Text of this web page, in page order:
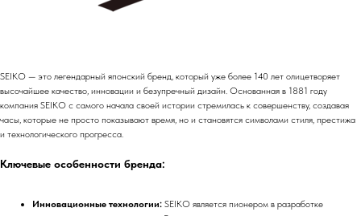
SEIKO — это легендарный японский бренд, который уже более 140 лет олицетворяет
высочайшее качество, инновации и безупречный дизайн. Основанная в 1881 году
компания SEIKO с самого начала своей истории стремилась к совершенству, создавая
часы, которые не просто показывают время, но и становятся символами стиля, престижа
и технологического прогресса.
Ключевые особенности бренда:
Инновационные технологии: SEIKO является пионером в разработке